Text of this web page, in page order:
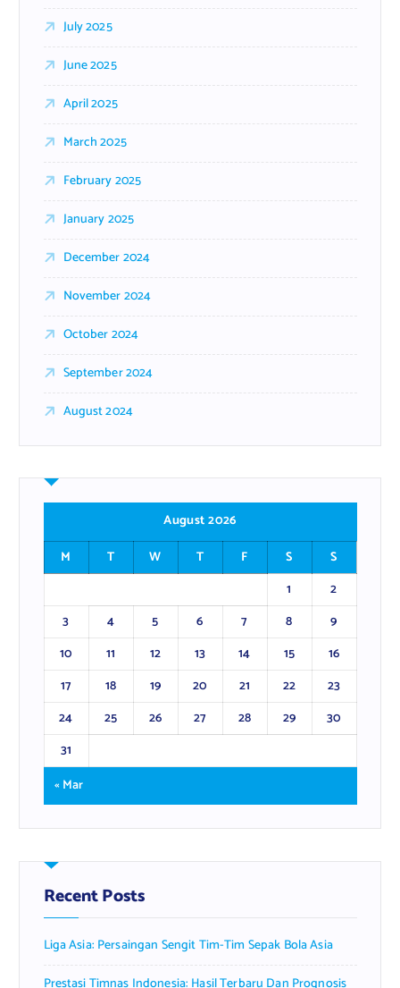
July 2025
June 2025
April 2025
March 2025
February 2025
January 2025
December 2024
November 2024
October 2024
September 2024
August 2024
August 2026
M
T W T F S
S
1
2
3
4 5 6 7 8
9
10
11 12 13 14 15
16
17
18 19 20 21 22
23
24
25 26 27 28 29
30
31
« Mar
Recent Posts
Liga Asia: Persaingan Sengit Tim-Tim Sepak Bola Asia
Prestasi Timnas Indonesia: Hasil Terbaru Dan Prognosis